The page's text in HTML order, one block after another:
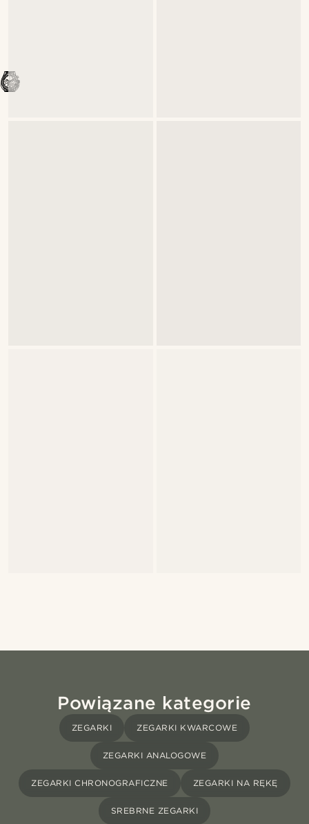
Powiązane kategorie
ZEGARKI ZEGARKI KWARCOWE
ZEGARKI ANALOGOWE
ZEGARKI CHRONOGRAFICZNE ZEGARKI NA RĘKĘ
SREBRNE ZEGARKI